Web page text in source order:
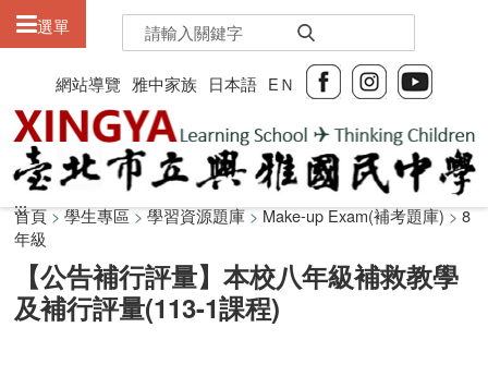
網站導覽 雅中家族 日本語 EＮ
選單
:::
:::
【公告補行評量】本校八年級補救教學
及補行評量(113-1課程)
首頁>學生專區>學習資源題庫>Make-up Exam(補考題庫)>8
年級